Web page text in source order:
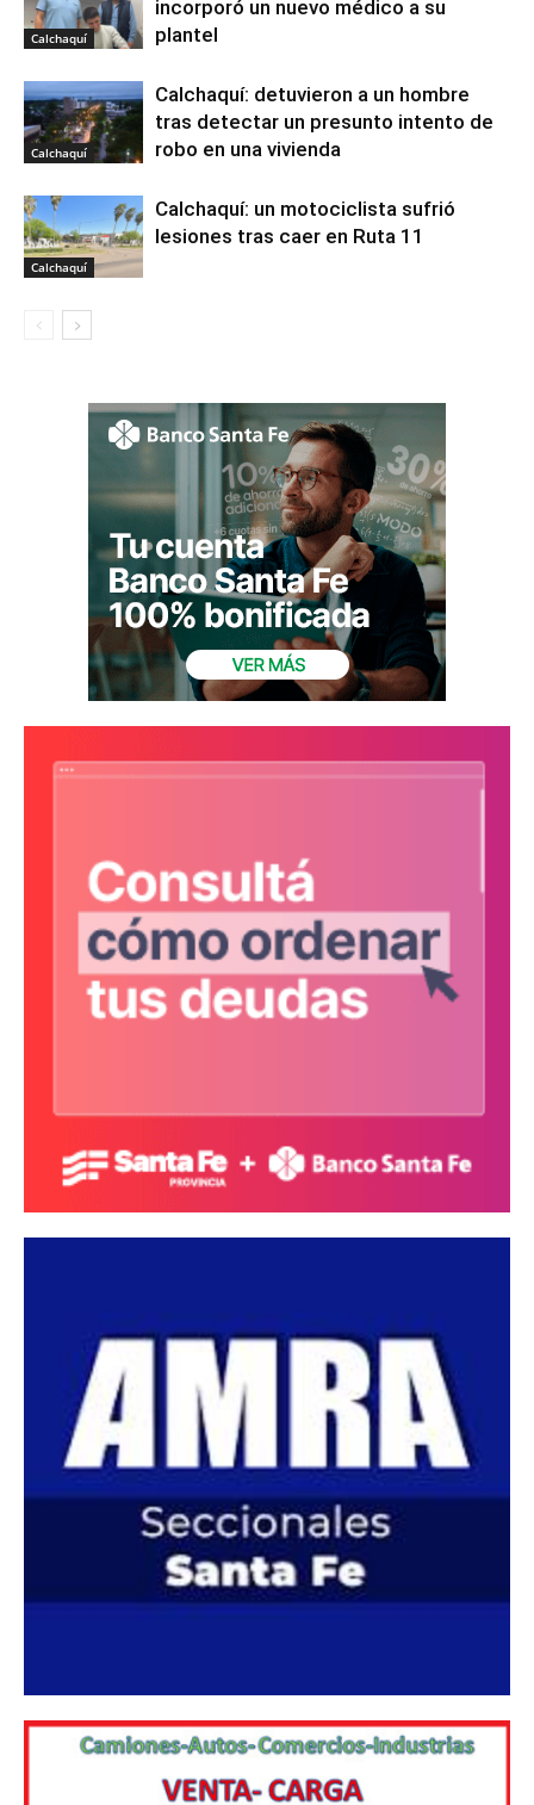
Calchaquí
incorporó un nuevo médico a su
plantel
Calchaquí
Calchaquí: detuvieron a un hombre
tras detectar un presunto intento de
robo en una vivienda
Calchaquí
Calchaquí: un motociclista sufrió
lesiones tras caer en Ruta 11